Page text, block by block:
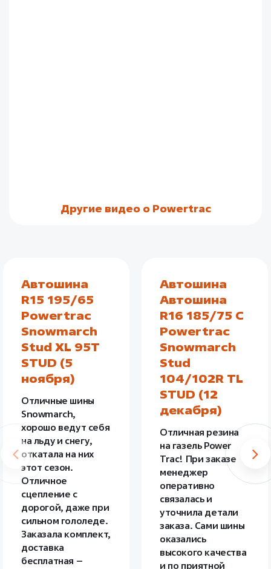
Другие видео о Powertrac
Автошина
R15 195/65
Powertrac
Snowmarch
Stud XL 95T
STUD (5
ноября)
Отличные шины
Snowmarch,
хорошо ведут себя
на льду и снегу,
откатала на них
этот сезон.
Отличное
сцепление с
дорогой, даже при
сильном гололеде.
Заказала комплект,
доставка
бесплатная –
Автошина
Автошина
R16 185/75 C
Powertrac
Snowmarch
Stud
104/102R TL
STUD (12
декабря)
Отличная резина
на газель Power
Trac! При заказе
менеджер
оперативно
связалась и
уточнила детали
заказа. Сами шины
оказались
высокого качества
и по приятной